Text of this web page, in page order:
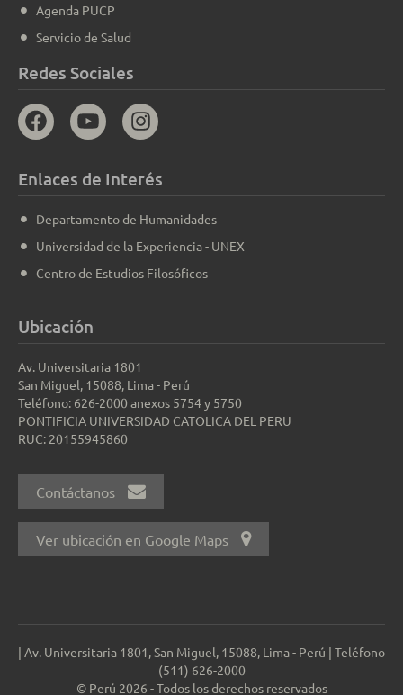
Agenda PUCP
Servicio de Salud
Redes Sociales
Enlaces de Interés
Departamento de Humanidades
Universidad de la Experiencia - UNEX
Centro de Estudios Filosóficos
Ubicación
Av. Universitaria 1801
San Miguel, 15088, Lima - Perú
Teléfono: 626-2000 anexos 5754 y 5750
PONTIFICIA UNIVERSIDAD CATOLICA DEL PERU
RUC: 20155945860
Contáctanos
Ver ubicación en Google Maps
| Av. Universitaria 1801, San Miguel, 15088, Lima - Perú | Teléfono
(511) 626-2000
© Perú 2026 - Todos los derechos reservados